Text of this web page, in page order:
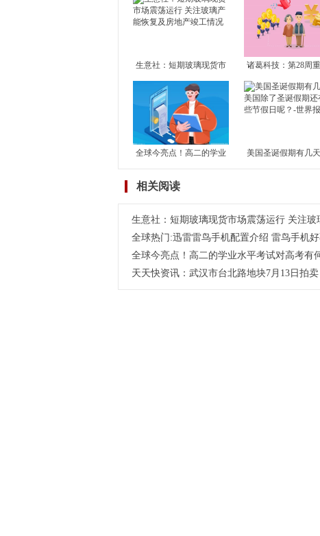
生意社：短期玻璃现货市
场震荡运行 关注玻璃产能
恢复及房地产竣工情况
诸葛科技：第28周
市成交止升转降 北
成交独升 其余14城
全球今亮点！高二的学业
响？学考对高考到底有没
美国圣诞假期有几
相关阅读
生意社：短期玻璃现货市场震荡运行 关注
全球热门:迅雷雷鸟手机配置介绍 雷鸟手机好
全球今亮点！高二的学业水平考试对高考有
天天快资讯：武汉市台北路地块7月13日拍